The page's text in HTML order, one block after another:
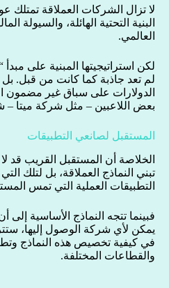
لا تزال الشركات العملاقة تمتلك
البنية التحتية الهائلة، والسيولة
العالمي.
لكن استراتيجيتها المبنية على مبدأ
لم تعد جاذبة كما كانت من قبل. بل
الدولارات على سباق غير مضمون
بعض اللاعبين – مثل شركة ميتا –
المستقبل لصانعي التطبيقات
الخلاصة أن المستقبل القريب قد
تبني النماذج العملاقة، بل لتلك
التطبيقات العملية التي تمس
فبينما تتجه النماذج الأساسية
يمكن لأي شركة الوصول إليها،
في كيفية تخصيص هذه النماذج
والقطاعات المختلفة.